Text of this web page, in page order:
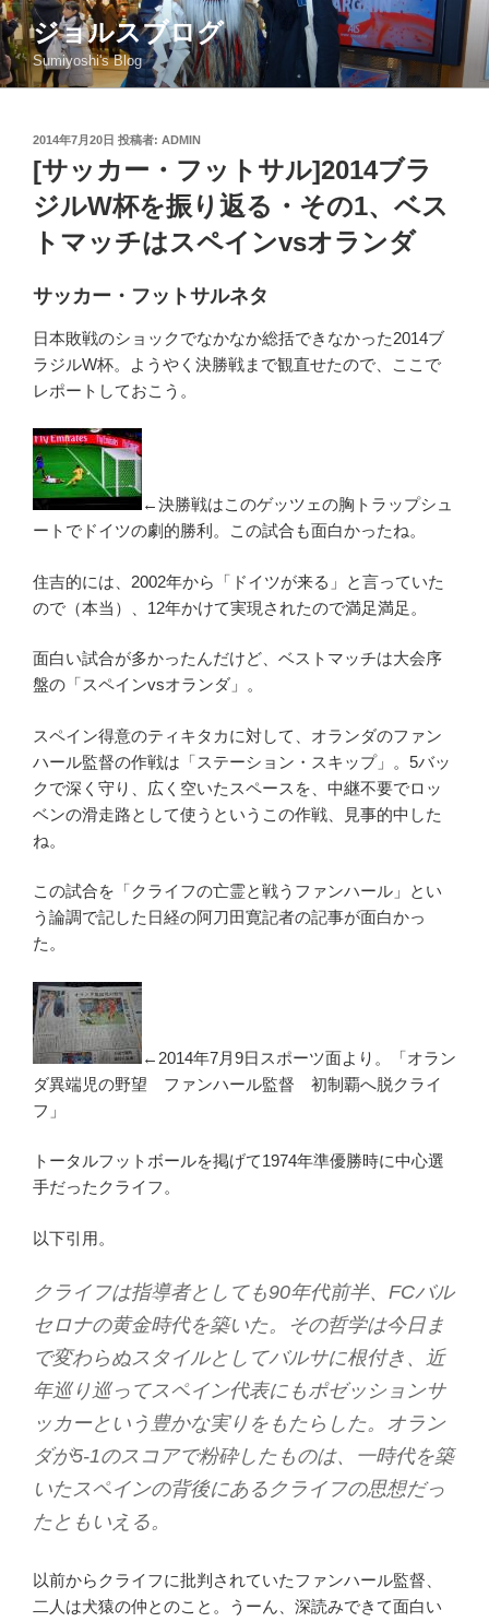
コ
ン
テ
ン
ジョルスブログ
Sumiyoshi's Blog
投
稿
日:
2014年7月20日 投稿者: ADMIN
[サッカー・フットサル]2014ブラ
ジルW杯を振り返る・その1、ベス
トマッチはスペインvsオランダ
サッカー・フットサルネタ
日本敗戦のショックでなかなか総括できなかった2014ブ
ラジルW杯。ようやく決勝戦まで観直せたので、ここで
レポートしておこう。
←決勝戦はこのゲッツェの胸トラップシュ
ートでドイツの劇的勝利。この試合も面白かったね。
住吉的には、2002年から「ドイツが来る」と言っていた
ので（本当）、12年かけて実現されたので満足満足。
面白い試合が多かったんだけど、ベストマッチは大会序
盤の「スペインvsオランダ」。
スペイン得意のティキタカに対して、オランダのファン
ハール監督の作戦は「ステーション・スキップ」。5バッ
クで深く守り、広く空いたスペースを、中継不要でロッ
ベンの滑走路として使うというこの作戦、見事的中した
ね。
この試合を「クライフの亡霊と戦うファンハール」とい
う論調で記した日経の阿刀田寛記者の記事が面白かっ
た。
←2014年7月9日スポーツ面より。「オラン
ダ異端児の野望 ファンハール監督 初制覇へ脱クライ
フ」
トータルフットボールを掲げて1974年準優勝時に中心選
手だったクライフ。
以下引用。
クライフは指導者としても90年代前半、FCバル
セロナの黄金時代を築いた。その哲学は今日ま
で変わらぬスタイルとしてバルサに根付き、近
年巡り巡ってスペイン代表にもポゼッションサ
ッカーという豊かな実りをもたらした。オラン
ダが5-1のスコアで粉砕したものは、一時代を築
いたスペインの背後にあるクライフの思想だっ
たともいえる。
以前からクライフに批判されていたファンハール監督、
二人は犬猿の仲とのこと。うーん、深読みできて面白い